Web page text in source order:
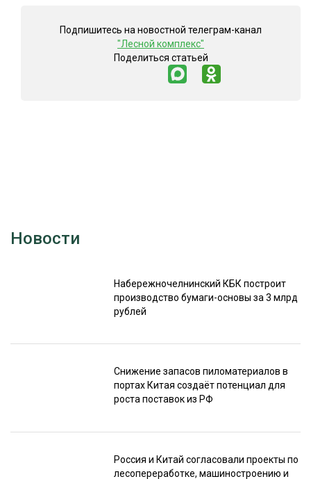
Подпишитесь на новостной телеграм-канал
"Лесной комплекс"
Поделиться статьей
Новости
Набережночелнинский КБК построит
производство бумаги-основы за 3 млрд
рублей
Снижение запасов пиломатериалов в
портах Китая создаёт потенциал для
роста поставок из РФ
Россия и Китай согласовали проекты по
лесопереработке, машиностроению и